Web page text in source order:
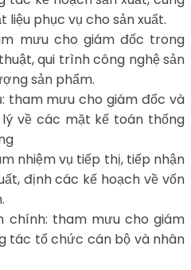
liệu phục vụ cho sản xuất.
mưu cho giám đốc trong
qui trình công nghệ sản
sản phẩm.
tham mưu cho giám đốc và
về các mặt kế toán thống
nhiệm vụ tiếp thị, tiếp nhận
định các kế hoạch về vốn
chính: tham mưu cho giám
tác tổ chức cán bộ và nhân